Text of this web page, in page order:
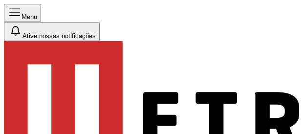
Menu
Ative nossas notificações